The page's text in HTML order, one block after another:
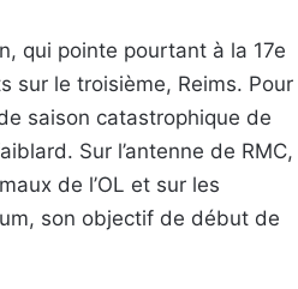
qui pointe pourtant à la 17e
sur le troisième, Reims. Pour
saison catastrophique de
Sur l’antenne de RMC,
de l’OL et sur les
son objectif de début de